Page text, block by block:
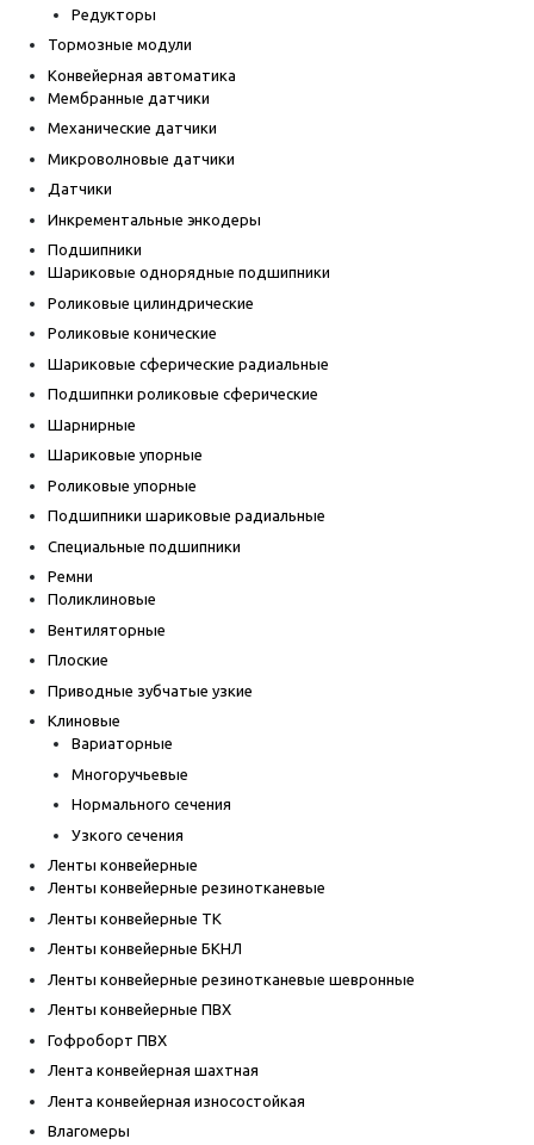
Редукторы
Тормозные модули
Конвейерная автоматика
Мембранные датчики
Механические датчики
Микроволновые датчики
Датчики
Инкрементальные энкодеры
Подшипники
Шариковые однорядные подшипники
Роликовые цилиндрические
Роликовые конические
Шариковые сферические радиальные
Подшипнки роликовые сферические
Шарнирные
Шариковые упорные
Роликовые упорные
Подшипники шариковые радиальные
Специальные подшипники
Ремни
Поликлиновые
Вентиляторные
Плоские
Приводные зубчатые узкие
Клиновые
Вариаторные
Многоручьевые
Нормального сечения
Узкого сечения
Ленты конвейерные
Ленты конвейерные резинотканевые
Ленты конвейерные ТК
Ленты конвейерные БКНЛ
Ленты конвейерные резинотканевые шевронные
Ленты конвейерные ПВХ
Гофроборт ПВХ
Лента конвейерная шахтная
Лента конвейерная износостойкая
Влагомеры